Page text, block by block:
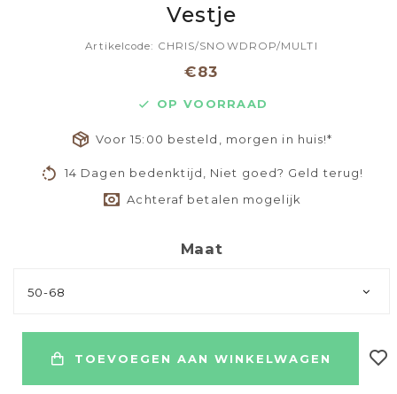
Vestje
Artikelcode: CHRIS/SNOWDROP/MULTI
€83
OP VOORRAAD
Voor 15:00 besteld, morgen in huis!*
14 Dagen bedenktijd, Niet goed? Geld terug!
Achteraf betalen mogelijk
Maat
50-68
TOEVOEGEN AAN WINKELWAGEN